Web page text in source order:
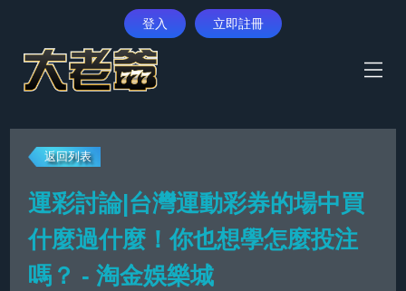
登入 立即註冊
真人娛樂
彩票遊戲
返回列表
運彩討論|台灣運動彩券的場中買
什麼過什麼！你也想學怎麼投注
嗎？ - 淘金娛樂城